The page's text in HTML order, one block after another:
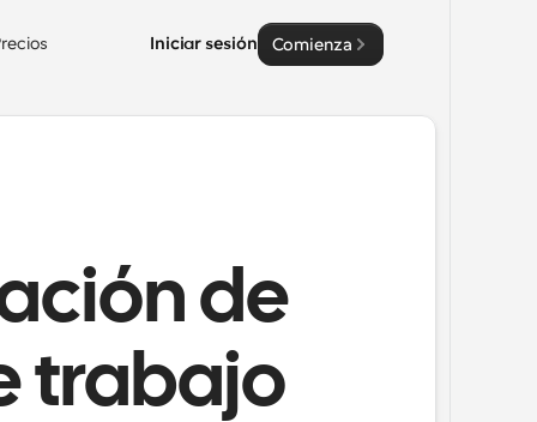
Iniciar sesión Comienza
de
trabajo